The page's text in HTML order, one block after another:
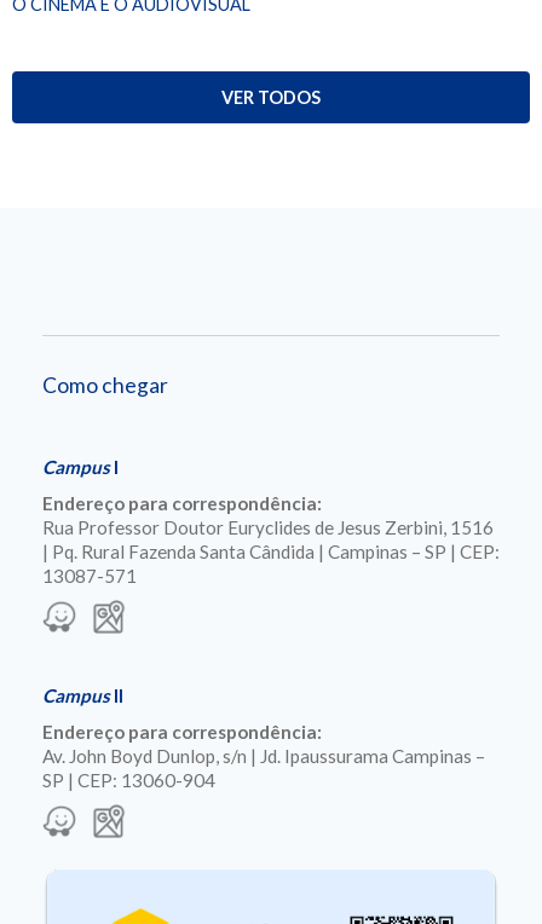
VER TODOS
Como chegar
CampusI
Endereço para correspondência:
Rua Professor Doutor Euryclides de Jesus Zerbini, 1516
| Pq. Rural Fazenda Santa Cândida | Campinas – SP | CEP:
13087-571
CampusII
Endereço para correspondência:
Av. John Boyd Dunlop, s/n | Jd. Ipaussurama Campinas –
SP | CEP: 13060-904